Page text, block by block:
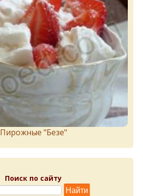
Пирожныe "Бeзe"
Поиск по сайту